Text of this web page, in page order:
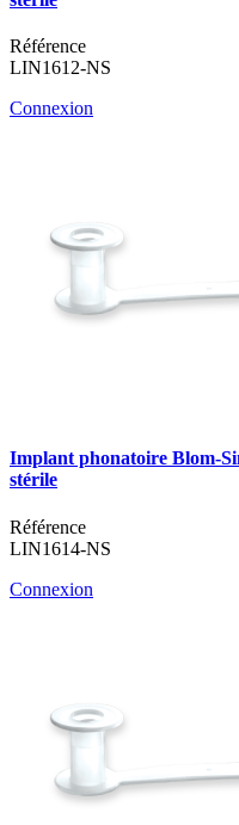
Référence
LIN1612-NS
Connexion
Implant phonatoire Blom-
stérile
Référence
LIN1614-NS
Connexion